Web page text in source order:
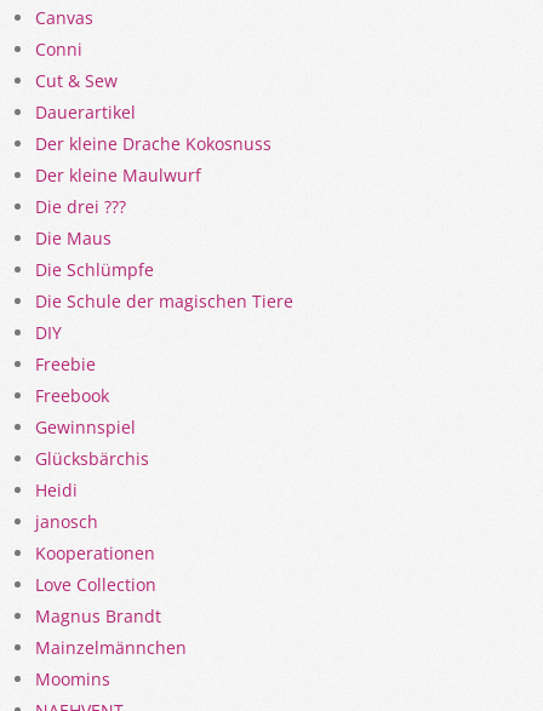
Canvas
Conni
Cut & Sew
Dauerartikel
Der kleine Drache Kokosnuss
Der kleine Maulwurf
Die drei ???
Die Maus
Die Schlümpfe
Die Schule der magischen Tiere
DIY
Freebie
Freebook
Gewinnspiel
Glücksbärchis
Heidi
janosch
Kooperationen
Love Collection
Magnus Brandt
Mainzelmännchen
Moomins